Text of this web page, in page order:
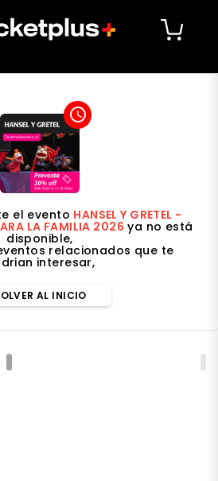
access_time
el evento HANSEL Y GRETEL -
LA FAMILIA 2026 ya no está
disponible,
relacionados que te
interesar,
AL INICIO